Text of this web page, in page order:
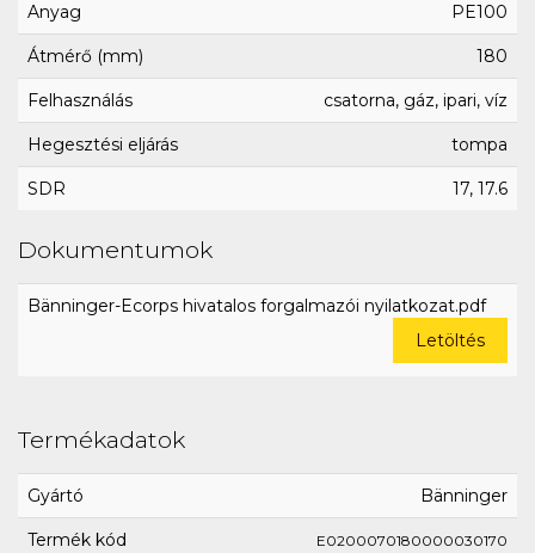
Anyag PE100
Átmérő (mm) 180
Felhasználás csatorna, gáz, ipari, víz
Hegesztési eljárás tompa
SDR 17, 17.6
Dokumentumok
Bänninger-Ecorps hivatalos forgalmazói nyilatkozat.pdf
Letöltés
Termékadatok
Gyártó Bänninger
Termék kód E0200070180000030170